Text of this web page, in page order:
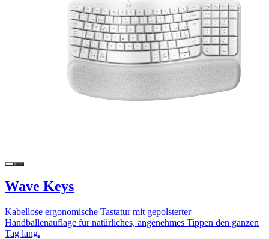
Wave Keys
Kabellose ergonomische Tastatur mit gepolsterter
Handballenauflage für natürliches, angenehmes Tippen den ganzen
Tag lang.